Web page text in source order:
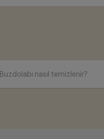
Buzdolabı nasıl temizlenir?